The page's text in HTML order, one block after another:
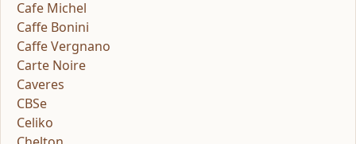
Cafe Michel
Caffe Bonini
Caffe Vergnano
Carte Noire
Caveres
CBSe
Celiko